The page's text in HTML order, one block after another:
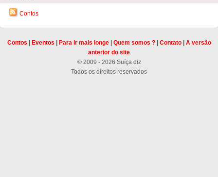
Contos
Contos Eventos Para ir mais longe| Quem somos ?| Contato| A versão
anterior do site
© 2009 - 2026 Suíça diz
Todos os direitos reservados